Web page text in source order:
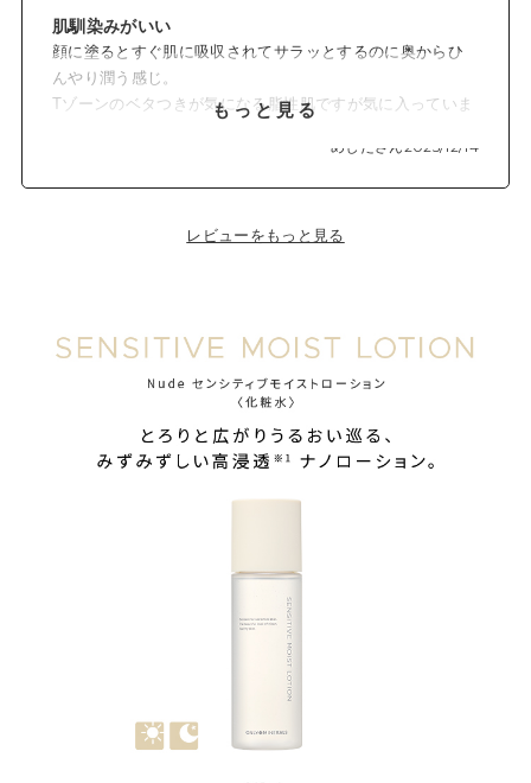
肌馴染みがいい
顔に塗るとすぐ肌に吸収されてサラッとするのに奥からひ
んやり潤う感じ。
Tゾーンのベタつきが気になる脂性肌ですが気に入っていま
もっと見る
めしださん2025/12/14
レビューをもっと見る